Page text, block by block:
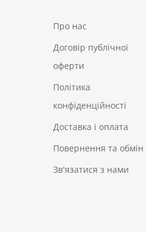
Про нас
Договір публічної
оферти
Політика
конфіденційності
Доставка і оплата
Повернення та обмін
Зв'язатися з нами